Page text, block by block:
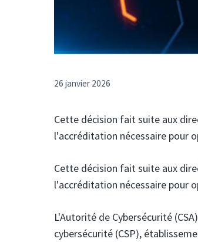
26 janvier 2026
Cette décision fait suite aux
l'accréditation nécessaire pour
Cette décision fait suite aux
l'accréditation nécessaire pour
L'Autorité de Cybersécurité (CSA)
cybersécurité (CSP),